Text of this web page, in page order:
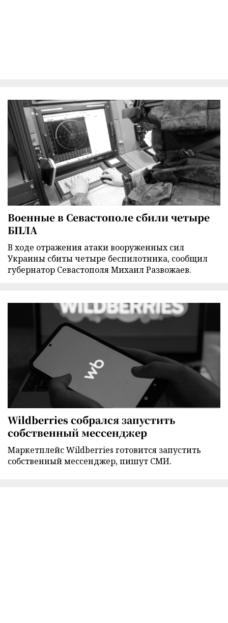
Военные в Севастополе сбили четыре
БПЛА
В ходе отражения атаки вооруженных сил
Украины сбиты четыре беспилотника, сообщил
губернатор Севастополя Михаил Развожаев.
Wildberries собрался запустить
собственный мессенджер
Маркетплейс Wildberries готовится запустить
собственный мессенджер, пишут СМИ.